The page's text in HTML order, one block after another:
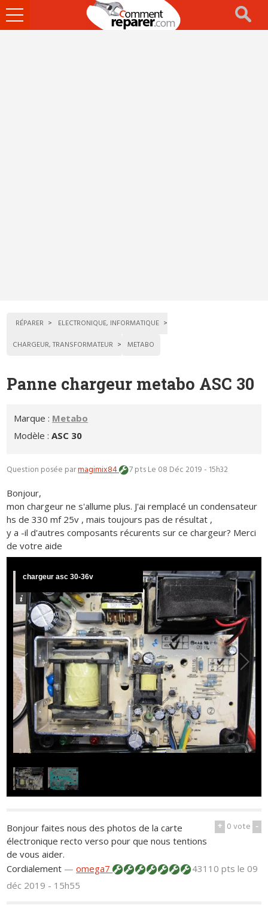
Ouvrir
le
RÉPARER
ELECTRONIQUE, INFORMATIQUE
CHARGEUR, TRANSFORMATEUR
METABO
Panne chargeur metabo ASC 30
Marque : Metabo
Modèle :ASC 30
Question posée parmagimix84 7 ptsLe 08 Déc 2019 - 15h32
Bonjour,
mon chargeur ne s'allume plus. J'ai remplacé un condensateur
hs de 330 mf 25v , mais toujours pas de résultat ,
y a -il d'autres composants récurents sur ce chargeur? Merci
de votre aide
1 / 2
chargeur asc 30-36v
+ 0vote -
Bonjour faites nous des photos de la carte
électronique recto verso pour que nous tentions
de vous aider.
Cordialement —omega7 43110 ptsle 09
déc 2019 - 15h55